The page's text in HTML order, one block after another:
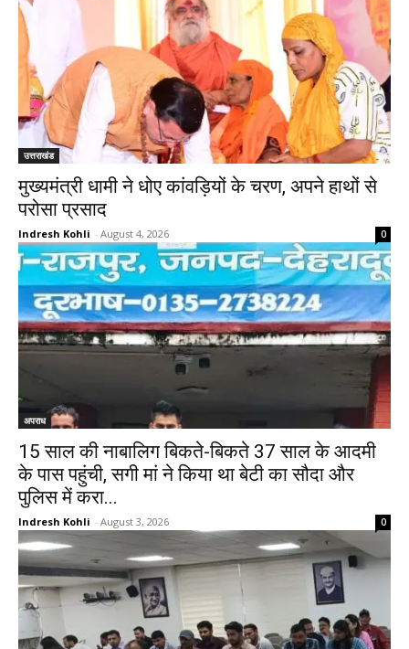
उत्तराखंड
मुख्यमंत्री धामी ने धोए कांवड़ियों के चरण, अपने हाथों से
परोसा प्रसाद
Indresh Kohli - August 4, 2026 0
अपराध
15 साल की नाबालिग बिकते-बिकते 37 साल के आदमी
के पास पहुंची, सगी मां ने किया था बेटी का सौदा और
पुलिस में करा...
Indresh Kohli - August 3, 2026 0